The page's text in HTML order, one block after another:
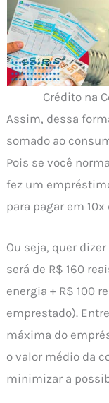
Crédito na
Assim, dessa
somado ao
Pois se você
fez um
para pagar em 10x
Ou seja, quer
será de R$ 160
energia + R$ 100
emprestado).
máxima do
o valor médio da
minimizar a